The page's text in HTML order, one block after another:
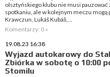
olsztyńskiego klubu nie musi pauzować
spotkaniu, ale w kolejnym meczu mogą
Krawczun, Lukáš Kubáň,...
Komentarzy: 0 »
19.08.23 16:38
Wyjazd autokarowy do
Zbiórka w sobotę o 10:00
Stomilu